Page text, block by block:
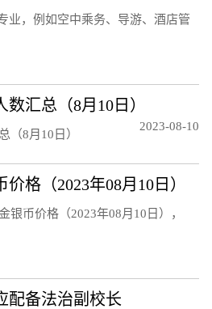
业，例如空中乘务、导游、酒店管
汇总（8月10日）
（8月10日）
2023-08-10
格（2023年08月10日）
银币价格（2023年08月10日），
配备法治副校长